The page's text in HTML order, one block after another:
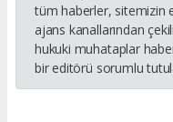
tüm haberler, sitemizin
ajans kanallarından
hukuki muhataplar
bir editörü sorumlu